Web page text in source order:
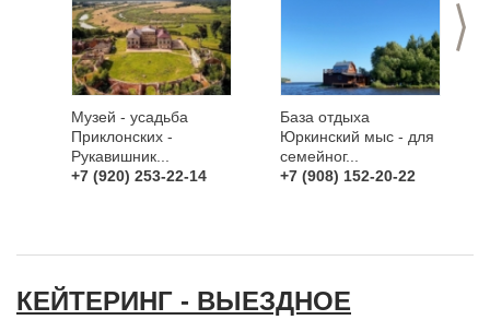
>
Музей - усадьба
Приклонских -
Рукавишник...
+7 (920) 253-22-14
База отдыха
Юркинский мыс - для
семейног...
+7 (908) 152-20-22
КЕЙТЕРИНГ - ВЫЕЗДНОЕ